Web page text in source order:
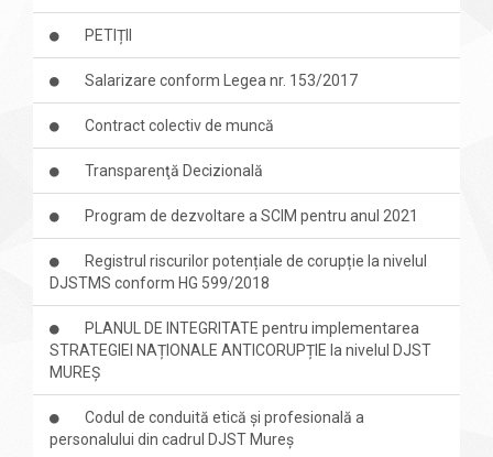
PETIȚII
Salarizare conform Legea nr. 153/2017
Contract colectiv de muncă
Transparenţă Decizională
Program de dezvoltare a SCIM pentru anul 2021
Registrul riscurilor potențiale de corupție la nivelul
DJSTMS conform HG 599/2018
PLANUL DE INTEGRITATE pentru implementarea
STRATEGIEI NAȚIONALE ANTICORUPȚIE la nivelul DJST
MUREȘ
Codul de conduită etică și profesională a
personalului din cadrul DJST Mureș